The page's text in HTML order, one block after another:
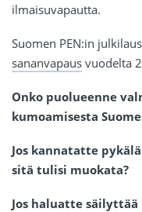
ilmaisuvapautta.
Suomen PEN:in
sananvapaus vuodelta
Onko puolueenne
kumoamisesta
Jos kannatatte
sitä tulisi muokata?
Jos haluatte